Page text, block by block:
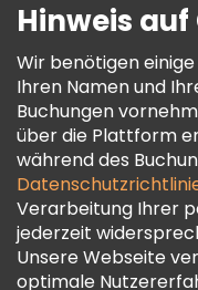
AGB Und Rechtliches
Cookie-Richtlinie
Freetour
Treueprogramm
Hinweis auf
Wir benötigen
Ihren Namen und
Buchungen
über die Plattform
während des
Verarbeitung Ihrer
jederzeit
Unsere Webseite
optimale